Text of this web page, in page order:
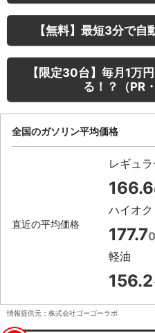
【無料】最短3分で自
【限定30台】毎月1万
る！？（PR
全国のガソリン平均価格
直近の平均価格
レギュラ
166.6
ハイオク
177.7
軽油
156.2
情報提供元：株式会社ゴーゴーラボ